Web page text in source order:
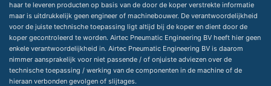
haar te leveren producten op basis van de door de koper verstrekte informatie
maar is uitdrukkelijk geen engineer of machinebouwer. De verantwoordelijkheid
voor de juiste technische toepassing ligt altijd bij de koper en dient door de
koper gecontroleerd te worden. Airtec Pneumatic Engineering BV heeft hier geen
enkele verantwoordelijkheid in. Airtec Pneumatic Engineering BV is daarom
nimmer aansprakelijk voor niet passende / of onjuiste adviezen over de
technische toepassing / werking van de componenten in de machine of de
hieraan verbonden gevolgen of slijtages.